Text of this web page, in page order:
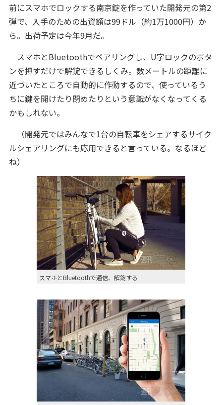
前にスマホでロックする南京錠を作っていた開発元の第2
弾で、入手のための出資額は99ドル（約1万1000円）か
ら。出荷予定は今年9月だ。
スマホとBluetoothでペアリングし、U字ロックのボタ
ンを押すだけで解錠できるしくみ。数メートルの距離に
近づいたところで自動的に作動するので、使っているう
ちに鍵を開けたり閉めたりという意識がなくなってくる
かもしれない。
（開発元ではみんなで1台の自転車をシェアするサイク
ルシェアリングにも応用できると言っている。なるほど
ね）
スマホとBluetoothで通信、解錠する